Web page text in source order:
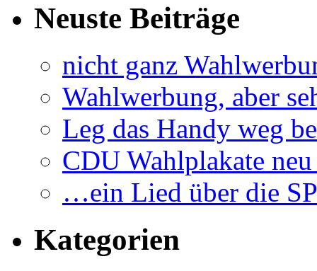
Neuste Beiträge
nicht ganz
Wahlwerbung, aber
Leg das Handy weg
CDU Wahlplakate
…ein Lied über die
Kategorien